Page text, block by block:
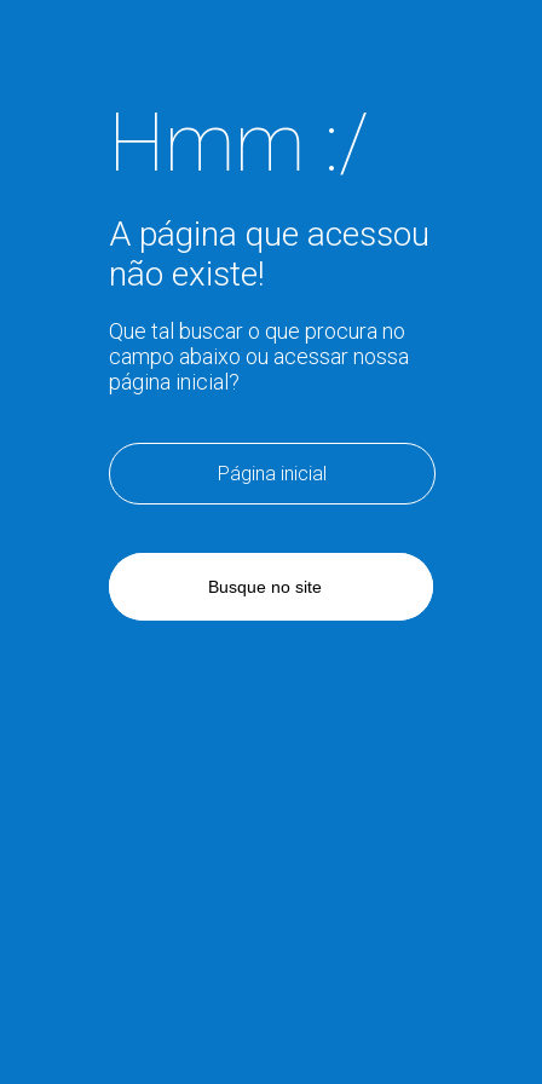
Hmm :/
A página que acessou
não existe!
Que tal buscar o que procura no
campo abaixo ou acessar nossa
página inicial?
Página inicial